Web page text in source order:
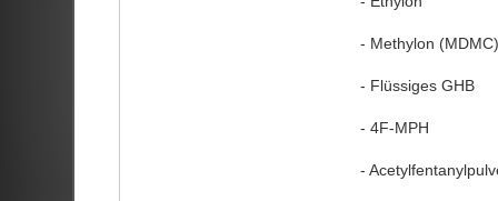
- Methylon (MDMC)
- Flüssiges GHB
- 4F-MPH
-